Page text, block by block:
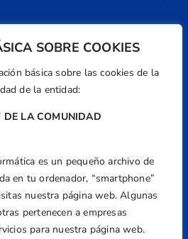
SOBRE COOKIES
básica sobre las cookies de la
de la entidad:
DE LA COMUNIDAD
es un pequeño archivo de
en tu ordenador, “smartphone”
nuestra página web. Algunas
pertenecen a empresas
para nuestra página web.
Dirección
Carrer d'Isaac Peral i
2 y 3, 46980,
Valencia